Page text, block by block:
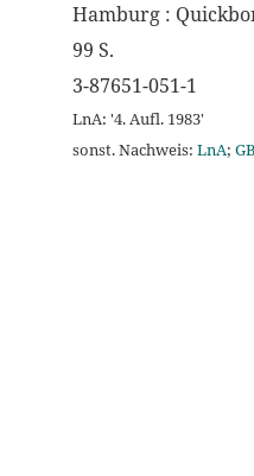
Hamburg :
99 S.
3-87651-051-1
LnA: '4. Aufl. 1983'
sonst. Nachweis: LnA;